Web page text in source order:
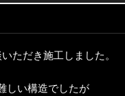
ただき施工しました。
しい構造でしたが